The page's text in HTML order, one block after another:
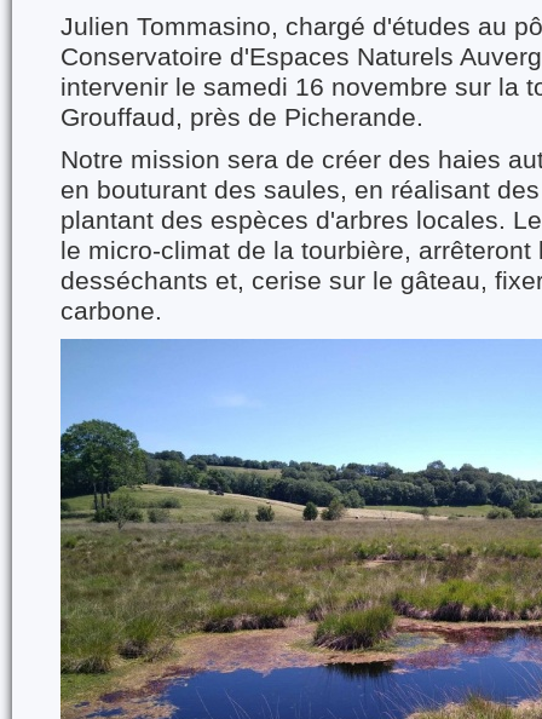
Julien Tommasino, chargé d'études au
Conservatoire d'Espaces Naturels
intervenir le samedi 16 novembre sur la
Grouffaud, près de Picherande.
Notre mission sera de créer des haies
en bouturant des saules, en réalisant
plantant des espèces d'arbres locales.
le micro-climat de la tourbière, arrêteront
desséchants et, cerise sur le gâteau,
carbone.